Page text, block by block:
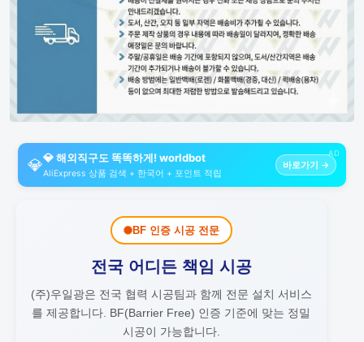
AD
💎💎 해외직구도 똑똑하게! worldbot
AliExpress 상품 검색 + 한국어 + 포인트 적립
바로가기 →
BF 인증 시공 전문
전국 어디든 책임 시공
(주)우일광은 전국 협력 시공팀과 함께 전문 설치 서비스
를 제공합니다. BF(Barrier Free) 인증 기준에 맞는 정밀
시공이 가능합니다.